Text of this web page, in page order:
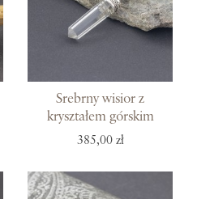
Srebrny wisior z
kryształem górskim
385,00 zł